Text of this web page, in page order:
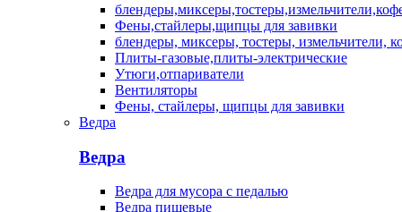
Фены,стайлеры,щипцы для завивки
блендеры, миксеры, тостеры, измельчители,
Плиты-газовые,плиты-электрические
Утюги,отпариватели
Вентиляторы
Фены, стайлеры, щипцы для завивки
Ведра
Ведра
Ведра для мусора с педалью
Ведра пищевые